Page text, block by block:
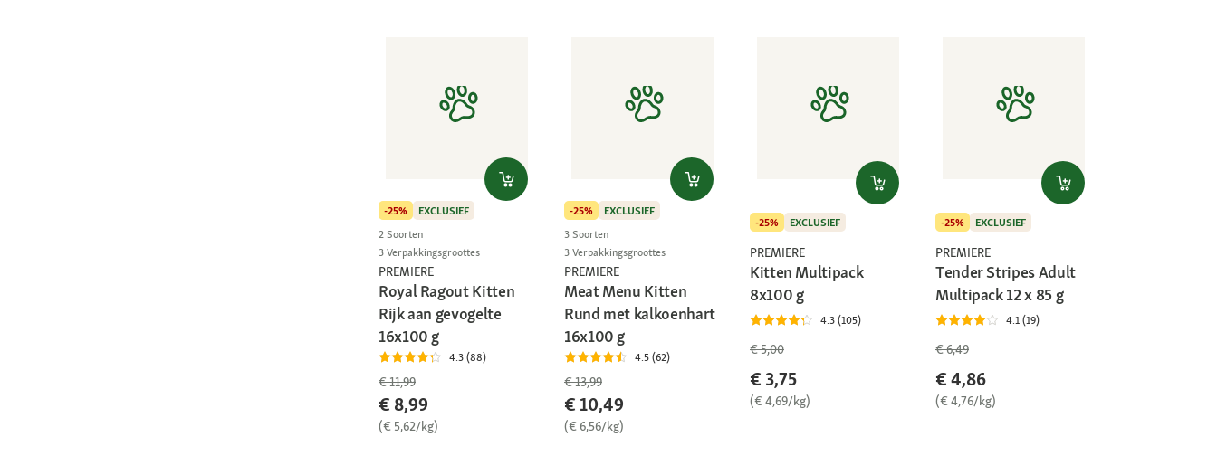
-25%
EXCLUSIEF
2 Soorten
3 Verpakkingsgroottes
PREMIERE
Royal Ragout Kitten
Rijk aan gevogelte
16x100 g
4.3 (88)
€ 11,99
€ 8,99
(€ 5,62/kg)
-25%
EXCLUSIEF
3 Soorten
3 Verpakkingsgroottes
PREMIERE
Meat Menu Kitten
Rund met kalkoenhart
16x100 g
4.5 (62)
€ 13,99
€ 10,49
(€ 6,56/kg)
-25% EXCLUSIEF
PREMIERE
Kitten Multipack
8x100 g
4.3 (105)
€ 5,00
€ 3,75
(€ 4,69/kg)
-25% EXCLUSIEF
PREMIERE
Tender Stripes Adult
Multipack 12 x 85 g
4.1 (19)
€ 6,49
€ 4,86
(€ 4,76/kg)